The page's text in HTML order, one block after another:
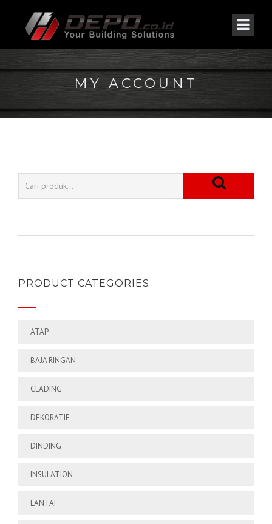
MY ACCOUNT
PRODUCT CATEGORIES
ATAP
BAJA RINGAN
CLADING
DEKORATIF
DINDING
INSULATION
LANTAI